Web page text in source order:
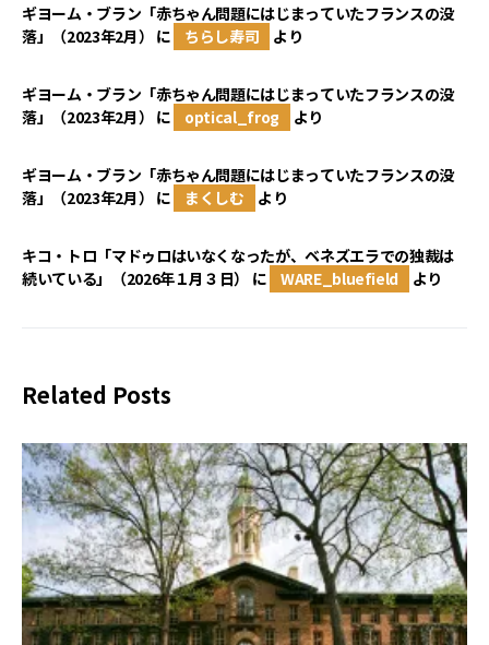
ギヨーム・ブラン「赤ちゃん問題にはじまっていたフランスの没
落」（2023年2月） に ちらし寿司 より
ギヨーム・ブラン「赤ちゃん問題にはじまっていたフランスの没
落」（2023年2月） に optical_frog より
ギヨーム・ブラン「赤ちゃん問題にはじまっていたフランスの没
落」（2023年2月） に まくしむ より
キコ・トロ「マドゥロはいなくなったが、ベネズエラでの独裁は
続いている」（2026年１月３日）
に WARE_bluefield より
Related Posts